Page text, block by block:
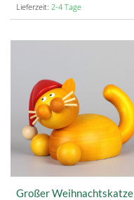
Lieferzeit: 2-4 Tage
Großer Weihnachtskatze